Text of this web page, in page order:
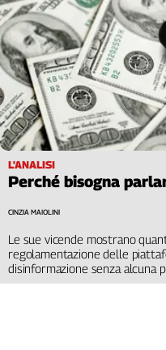
L'ANALISI
Perché bisogna
Le sue vicende mostrano
regolamentazione delle
disinformazione senza alcuna
CINZIA MAIOLINI